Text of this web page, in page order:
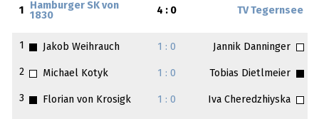
1
Hamburger SK von
1830
4 : 0 TV Tegernsee
1 Jakob Weihrauch 1 : 0 Jannik Danninger
2 Michael Kotyk 1 : 0 Tobias Dietlmeier
3 Florian von Krosigk 1 : 0 Iva Cheredzhiyska